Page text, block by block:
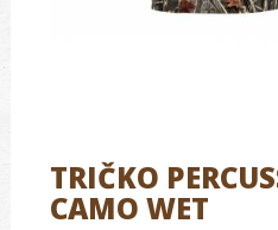
TRIČKO
CAMO WET